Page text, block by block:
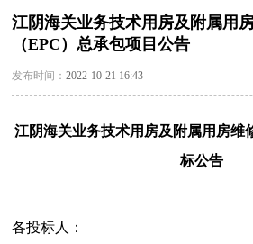
江阴海关业务技术用房及附属用
（EPC）总承包项目公告
发布时间： 2022-10-21 16:43
江阴海关业务技术用房及附属用房维
标公告
各投标人：